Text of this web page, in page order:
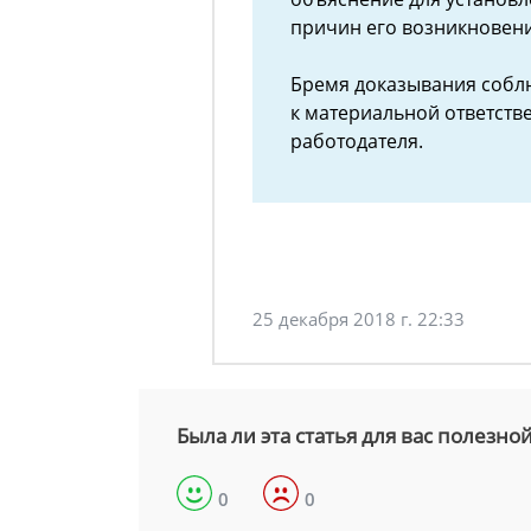
причин его
Бремя доказывания
к материальной
работодателя.
25 декабря 2018 г. 22:33
Была ли эта статья для вас
0 0